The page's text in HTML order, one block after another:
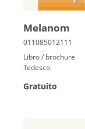
Me­la­nom
Libro / brochure
Tedesco
Gratuito